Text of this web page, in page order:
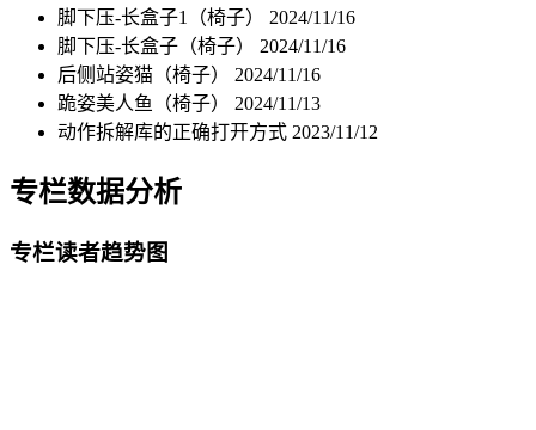
脚下压-长盒子1（椅子） 2024/11/16
脚下压-长盒子（椅子） 2024/11/16
后侧站姿猫（椅子） 2024/11/16
跪姿美人鱼（椅子） 2024/11/13
动作拆解库的正确打开方式 2023/11/12
专栏数据分析
专栏读者趋势图